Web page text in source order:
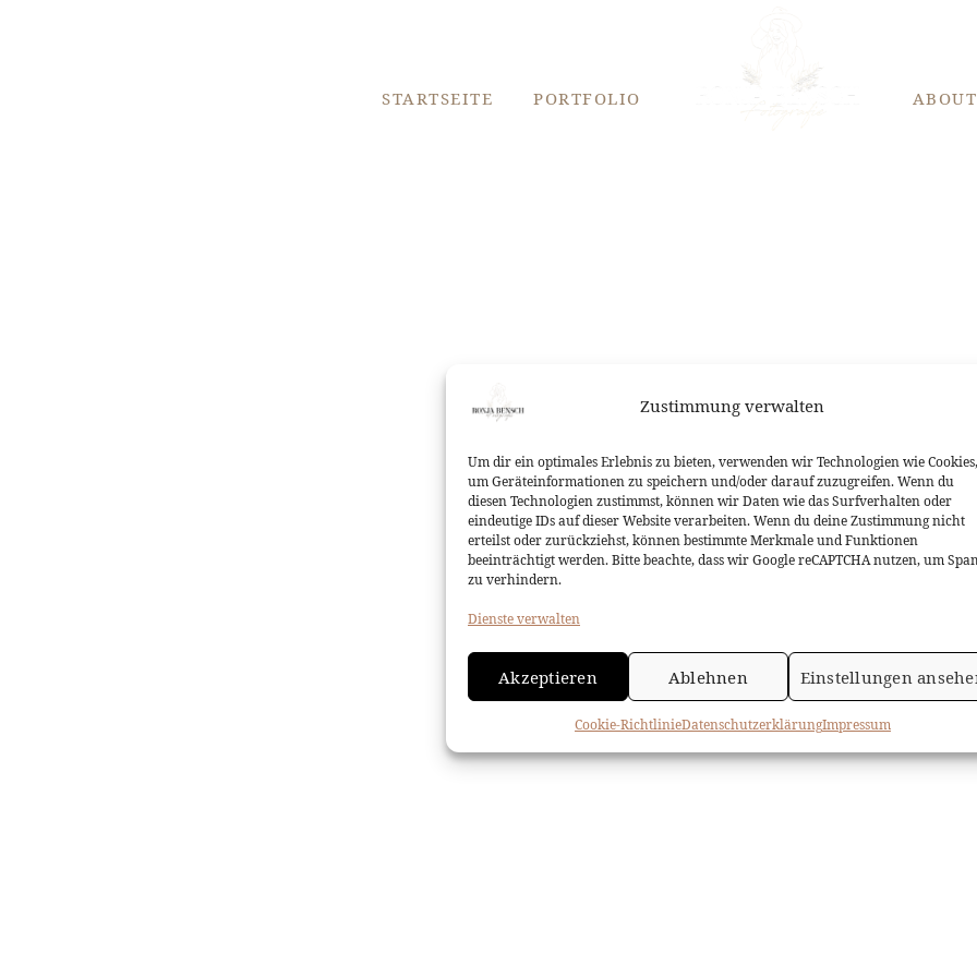
Zustimmung verwalten
Um dir ein optimales Erlebnis zu bieten, verwenden wir Technologien wie Cookies,
um Geräteinformationen zu speichern und/oder darauf zuzugreifen. Wenn du
diesen Technologien zustimmst, können wir Daten wie das Surfverhalten oder
eindeutige IDs auf dieser Website verarbeiten. Wenn du deine Zustimmung nicht
erteilst oder zurückziehst, können bestimmte Merkmale und Funktionen
beeinträchtigt werden. Bitte beachte, dass wir Google reCAPTCHA nutzen, um
zu verhindern.
Dienste verwalten
Akzeptieren Ablehnen Einstellungen
Cookie-RichtlinieDatenschutzerklärungImpressum
STARTSEITE PORTFOLIO ABOUT